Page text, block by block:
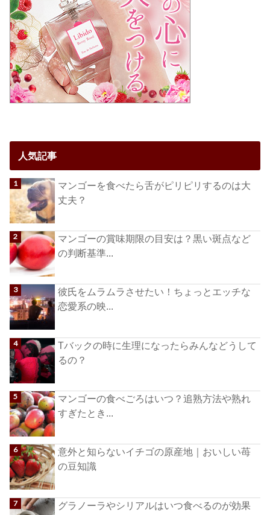
人気記事
マンゴーを食べたら舌がピリピリするのは大
丈夫？
マンゴーの賞味期限の目安は？黒い斑点など
の判断基準...
彼氏をムラムラさせたい！ちょっとエッチな
恋愛系の映...
Tバックの時に生理になったらみんなどうして
るの？
マンゴーの食べごろはいつ？追熟方法や熟れ
すぎたとき...
意外と知らないイチゴの原産地｜おいしい苺
の豆知識
グラノーラやシリアルはいつ食べるのが効果